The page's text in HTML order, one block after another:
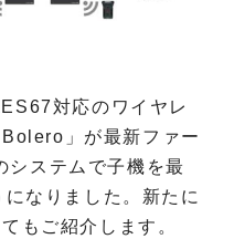
対応のワイヤレ
」が最新ファー
システムで子機を最
なりました。新たに
もご紹介します。